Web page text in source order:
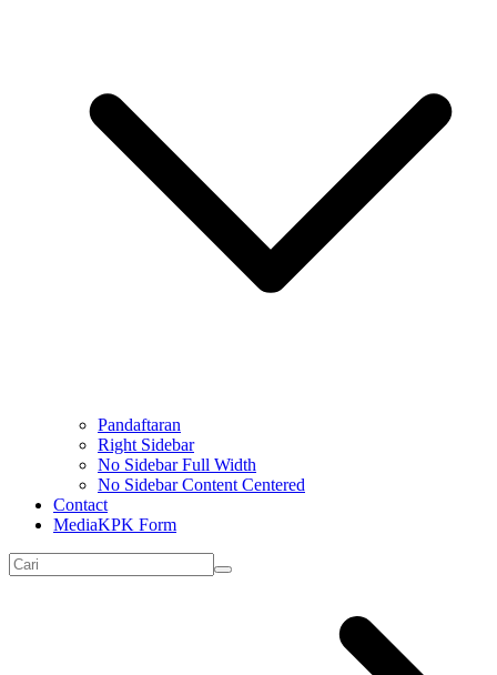
Pandaftaran
Right Sidebar
No Sidebar Full Width
No Sidebar Content Centered
Contact
MediaKPK Form